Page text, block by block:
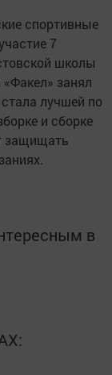
спортивные
7
школы
занял
лучшей по
и сборке
защищать
в